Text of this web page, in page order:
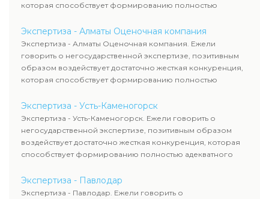
которая способствует формированию полностью
Экспертиза - Алматы Оценочная компания
Экспертиза - Алматы Оценочная компания. Ежели
говорить о негосударственной экспертизе, позитивным
образом воздействует достаточно жесткая конкуренция,
которая способствует формированию полностью
Экспертиза - Усть-Каменогорск
Экспертиза - Усть-Каменогорск. Ежели говорить о
негосударственной экспертизе, позитивным образом
воздействует достаточно жесткая конкуренция, которая
способствует формированию полностью адекватного
Экспертиза - Павлодар
Экспертиза - Павлодар. Ежели говорить о